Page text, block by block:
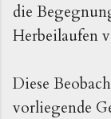
die
Herbeilaufen
Diese
vorliegende